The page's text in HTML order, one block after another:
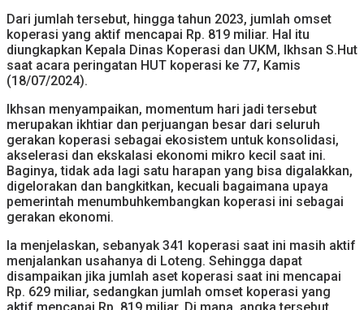
Dari jumlah tersebut, hingga tahun 2023, jumlah omset
koperasi yang aktif mencapai Rp. 819 miliar. Hal itu
diungkapkan Kepala Dinas Koperasi dan UKM, Ikhsan S.Hut
saat acara peringatan HUT koperasi ke 77, Kamis
(18/07/2024).
Ikhsan menyampaikan, momentum hari jadi tersebut
merupakan ikhtiar dan perjuangan besar dari seluruh
gerakan koperasi sebagai ekosistem untuk konsolidasi,
akselerasi dan ekskalasi ekonomi mikro kecil saat ini.
Baginya, tidak ada lagi satu harapan yang bisa digalakkan,
digelorakan dan bangkitkan, kecuali bagaimana upaya
pemerintah menumbuhkembangkan koperasi ini sebagai
gerakan ekonomi.
Ia menjelaskan, sebanyak 341 koperasi saat ini masih aktif
menjalankan usahanya di Loteng. Sehingga dapat
disampaikan jika jumlah aset koperasi saat ini mencapai
Rp. 629 miliar, sedangkan jumlah omset koperasi yang